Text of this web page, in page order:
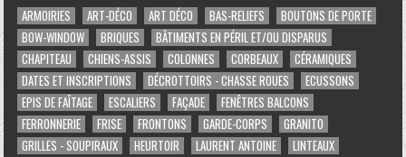
ARMOIRIES ART-DÉCO ART DÉCO BAS-RELIEFS
BOUTONS DE PORTE
BOW-WINDOW
BRIQUES
BÂTIMENTS EN PÉRIL ET/OU DISPARUS
CHAPITEAU
CHIENS-ASSIS COLONNES CORBEAUX
CÉRAMIQUES
DATES ET INSCRIPTIONS
DÉCROTTOIRS - CHASSE ROUES
ECUSSONS
EPIS DE FAÎTAGE
ESCALIERS FAÇADE
FENÊTRES BALCONS
FERRONNERIE
FRISE FRONTONS GARDE-CORPS
GRANITO
GRILLES - SOUPIRAUX
HEURTOIR LAURENT ANTOINE LINTEAUX